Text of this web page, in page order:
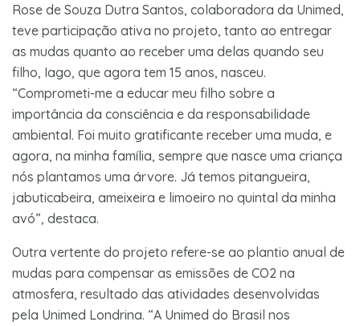
Rose de Souza Dutra Santos, colaboradora da Unimed,
teve participação ativa no projeto, tanto ao entregar
as mudas quanto ao receber uma delas quando seu
filho, Iago, que agora tem 15 anos, nasceu.
“Comprometi-me a educar meu filho sobre a
importância da consciência e da responsabilidade
ambiental. Foi muito gratificante receber uma muda, e
agora, na minha família, sempre que nasce uma criança
nós plantamos uma árvore. Já temos pitangueira,
jabuticabeira, ameixeira e limoeiro no quintal da minha
avó”, destaca.
Outra vertente do projeto refere-se ao plantio anual de
mudas para compensar as emissões de CO2 na
atmosfera, resultado das atividades desenvolvidas
pela Unimed Londrina. “A Unimed do Brasil nos